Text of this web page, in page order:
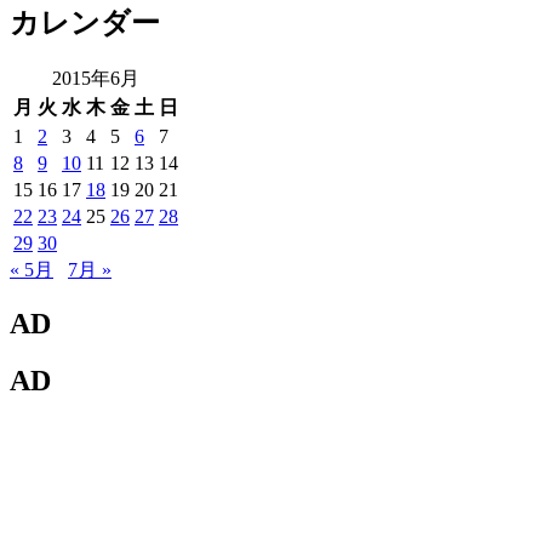
カレンダー
2015年6月
月 火 水 木 金 土 日
1
2 3 4 5 6
7
8
9 10 11 12 13 14
15 16 17 18 19 20 21
22 23 24 25 26 27 28
29 30
« 5月
7月 »
AD
AD